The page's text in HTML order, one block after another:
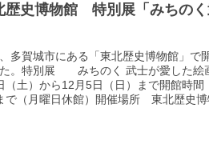
歴史博物館 特別展「みちの
多賀城市にある「東北歴史博物館」で
。特別展 みちのく 武士が愛した絵
（土）から12月5日（日）まで開館時
で（月曜日休館）開催場所 東北歴史博